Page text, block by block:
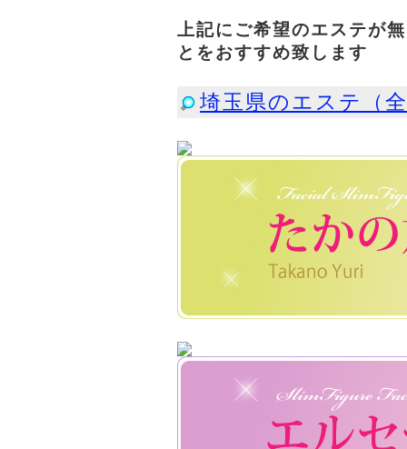
上記にご希望のエステが
とをおすすめ致します
埼玉県のエステ（